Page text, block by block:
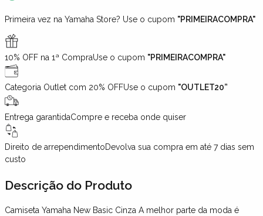
Primeira vez na Yamaha Store? Use o cupom "PRIMEIRACOMPRA"
10% OFF na 1ª CompraUse o cupom "PRIMEIRACOMPRA"
Categoria Outlet com 20% OFFUse o cupom "OUTLET20”
Entrega garantidaCompre e receba onde quiser
Direito de arrependimentoDevolva sua compra em até 7 dias sem
custo
Descrição do Produto
Camiseta Yamaha New Basic Cinza A melhor parte da moda é